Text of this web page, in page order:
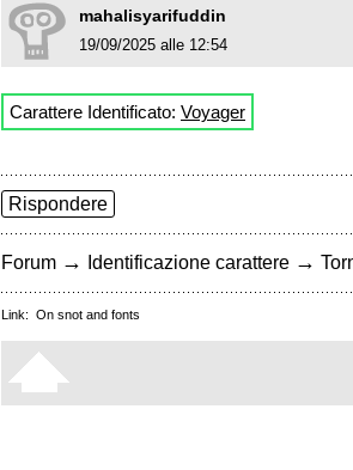
mahalisyarifuddin
19/09/2025 alle 12:54
Carattere Identificato: Voyager
Rispondere
Forum → Identificazione carattere →
Link: On snot and fonts